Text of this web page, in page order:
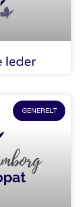
leder
GENERELT